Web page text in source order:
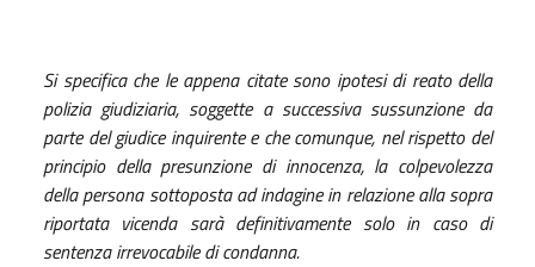
Si specifica che le appena citate sono ipotesi di reato della
polizia giudiziaria, soggette a successiva sussunzione da
parte del giudice inquirente e che comunque, nel rispetto del
principio della presunzione di innocenza, la colpevolezza
della persona sottoposta ad indagine in relazione alla sopra
riportata vicenda sarà definitivamente solo in caso di
sentenza irrevocabile di condanna.